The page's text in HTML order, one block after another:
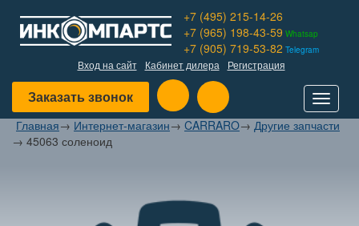
+7 (495) 215-14-26
+7 (965) 198-43-59 Whatsap
+7 (905) 719-53-82 Telegram
Вход на сайт Кабинет дилера Регистрация
Заказать звонок
Toggle
Главная→ Интернет-магазин→ CARRARO→ Другие запчасти
→ 45063 соленоид